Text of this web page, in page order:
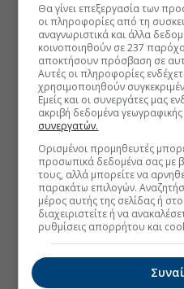
Θα γίνει επεξεργασία των
οι πληροφορίες από τη
αναγνωριστικά και άλλα
κοινοποιηθούν σε 237
αποκτήσουν πρόσβαση σε
Αυτές οι πληροφορίες
χρησιμοποιηθούν
Εμείς και οι συνεργάτες μας
ακριβή δεδομένα
συνεργατών.
Ορισμένοι προμηθευτές
προσωπικά δεδομένα σας με
τους, αλλά μπορείτε να
παρακάτω επιλογών.
μέρος αυτής της σελίδας ή
διαχειριστείτε ή να
ρυθμίσεις απορρήτου και